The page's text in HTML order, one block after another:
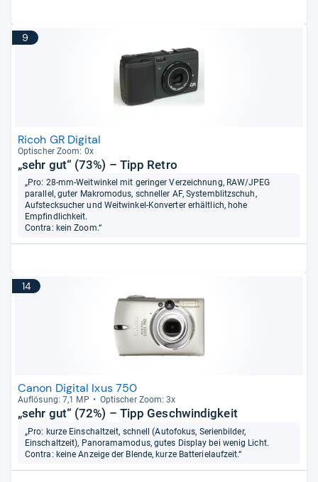
9
Ricoh GR Digital
Opti­scher Zoom: 0x
„sehr gut“ (73%) – Tipp Retro
„Pro: 28-mm-Weitwinkel mit geringer Verzeichnung, RAW/JPEG
parallel, guter Makromodus, schneller AF, Systemblitzschuh,
Aufstecksucher und Weitwinkel-Konverter erhältlich, hohe
Empfindlichkeit.
Contra: kein Zoom.“
14
Canon Digital Ixus 750
Auf­lö­sung: 7,1 MP Opti­scher Zoom: 3x
„sehr gut“ (72%) – Tipp Geschwindigkeit
„Pro: kurze Einschaltzeit, schnell (Autofokus, Serienbilder,
Einschaltzeit), Panoramamodus, gutes Display bei wenig Licht.
Contra: keine Anzeige der Blende, kurze Batterielaufzeit.“